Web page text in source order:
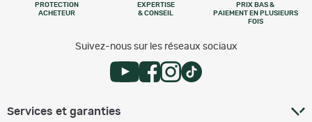
PROTECTION
ACHETEUR
EXPERTISE
& CONSEIL
PRIX BAS &
PAIEMENT EN PLUSIEURS
FOIS
Suivez-nous sur les réseaux sociaux
Services et garanties